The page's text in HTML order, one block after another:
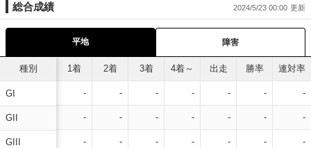
総合成績 2024/5/23 00:00
平地 障害
種別
GI
GII
GIII
1着 2着 3着 4着～ 出走 勝率 連対率
- - - - - - -
- - - - - - -
- - - - - - -